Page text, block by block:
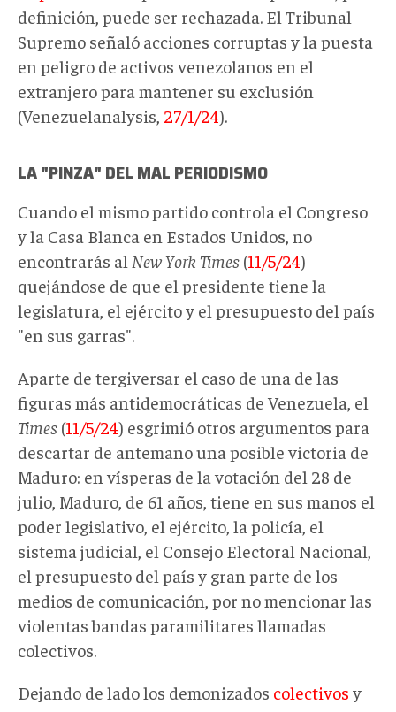
definición, puede ser rechazada. El Tribunal
Supremo señaló acciones corruptas y la puesta
en peligro de activos venezolanos en el
extranjero para mantener su exclusión
(Venezuelanalysis, 27/1/24).
LA "PINZA" DEL MAL PERIODISMO
Cuando el mismo partido controla el Congreso
y la Casa Blanca en Estados Unidos, no
encontrarás al New York Times (11/5/24)
quejándose de que el presidente tiene la
legislatura, el ejército y el presupuesto del país
"en sus garras".
Aparte de tergiversar el caso de una de las
figuras más antidemocráticas de Venezuela, el
Times (11/5/24) esgrimió otros argumentos para
descartar de antemano una posible victoria de
Maduro: en vísperas de la votación del 28 de
julio, Maduro, de 61 años, tiene en sus manos el
poder legislativo, el ejército, la policía, el
sistema judicial, el Consejo Electoral Nacional,
el presupuesto del país y gran parte de los
medios de comunicación, por no mencionar las
violentas bandas paramilitares llamadas
colectivos.
Dejando de lado los demonizados colectivos y